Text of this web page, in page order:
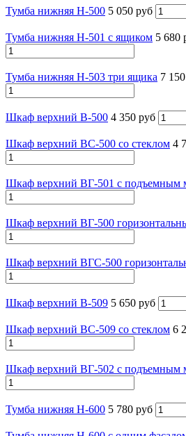
Тумба нижняя Н-500 5 050 руб
Тумба нижняя Н-501 с ящиком 5 680
Тумба нижняя Н-503 три ящика 7
Шкаф верхний В-500 4 350 руб
Шкаф верхний ВС-500 со стеклом 4
Шкаф верхний ВГ-501 с подъемным
Шкаф верхний ВГ-500
Шкаф верхний ВГС-500
Шкаф верхний В-509 5 650 руб
Шкаф верхний ВС-509 со стеклом 6
Шкаф верхний ВГ-502 с подъемным
Тумба нижняя Н-600 5 780 руб